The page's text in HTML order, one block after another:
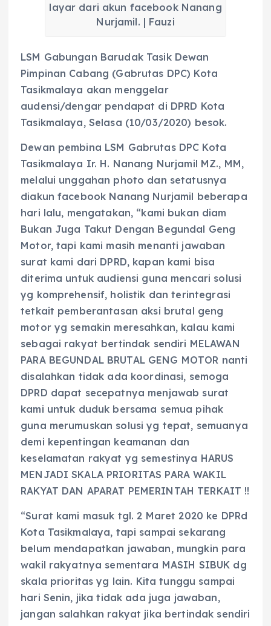
layar dari akun facebook Nanang
Nurjamil. | Fauzi
LSM Gabungan Barudak Tasik Dewan
Pimpinan Cabang (Gabrutas DPC) Kota
Tasikmalaya akan menggelar
audensi/dengar pendapat di DPRD Kota
Tasikmalaya, Selasa (10/03/2020) besok.
Dewan pembina LSM Gabrutas DPC Kota
Tasikmalaya Ir. H. Nanang Nurjamil MZ., MM,
melalui unggahan photo dan setatusnya
diakun facebook Nanang Nurjamil beberapa
hari lalu, mengatakan, “kami bukan diam
Bukan Juga Takut Dengan Begundal Geng
Motor, tapi kami masih menanti jawaban
surat kami dari DPRD, kapan kami bisa
diterima untuk audiensi guna mencari solusi
yg komprehensif, holistik dan terintegrasi
tetkait pemberantasan aksi brutal geng
motor yg semakin meresahkan, kalau kami
sebagai rakyat bertindak sendiri MELAWAN
PARA BEGUNDAL BRUTAL GENG MOTOR nanti
disalahkan tidak ada koordinasi, semoga
DPRD dapat secepatnya menjawab surat
kami untuk duduk bersama semua pihak
guna merumuskan solusi yg tepat, semuanya
demi kepentingan keamanan dan
keselamatan rakyat yg semestinya HARUS
MENJADI SKALA PRIORITAS PARA WAKIL
RAKYAT DAN APARAT PEMERINTAH TERKAIT !!
“Surat kami masuk tgl. 2 Maret 2020 ke DPRd
Kota Tasikmalaya, tapi sampai sekarang
belum mendapatkan jawaban, mungkin para
wakil rakyatnya sementara MASIH SIBUK dg
skala prioritas yg lain. Kita tunggu sampai
hari Senin, jika tidak ada juga jawaban,
jangan salahkan rakyat jika bertindak sendiri